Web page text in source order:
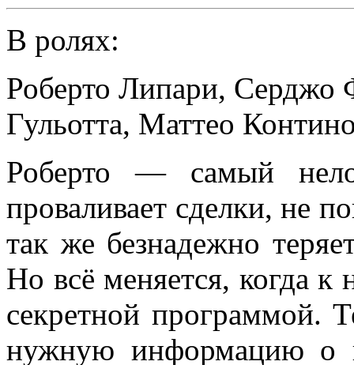
В ролях:
Роберто Липари, Серджо
Гульотта, Маттео
Роберто — самый
проваливает сделки, не
так же безнадежно
Но всё меняется, когда к
секретной программой.
нужную информацию о